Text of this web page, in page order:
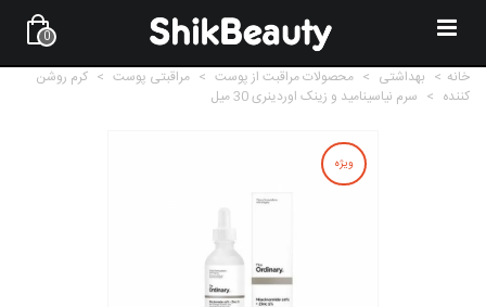
0
خانه > بهداشتی > محصولات مراقبت از پوست > مراقبتی پوست > کرم روشن
کننده > سرم نیاسینامید و زینک اوردینری 30 میل
ویژه